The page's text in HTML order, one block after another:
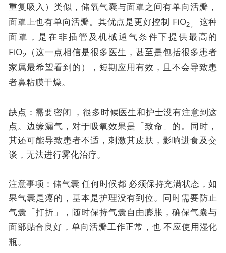
重复吸入）类似，储氧气囊与面罩之间有单向活瓣，
面罩上也有单向活瓣。其优点是更好控制 FiO2。
这种
面罩，是在非插管及机械通气条件下提供最高的
FiO2
（这一点相信是很多医生，甚至是包括很多患者
家属最希望看到的），短期应用有效，且不会导致患
者鼻粘膜干燥。
缺点：需要密闭 ，很多时候医生和护士没有注意到这
点。边缘漏气，对于吸氧效果是「致命」的。同时，
其还可能导致患者不适，刺激其皮肤，影响进食及交
谈，无法进行雾化治疗。
注意事项：储气囊任何时候都 必须保持充满状态，如
果气囊是瘪的，基本是护理没有到位。同时需要防止
气囊「打折」，随时保持气囊自由膨胀，确保气囊与
面部贴合良好，单向活瓣工作正常，也不应使用湿化
瓶。